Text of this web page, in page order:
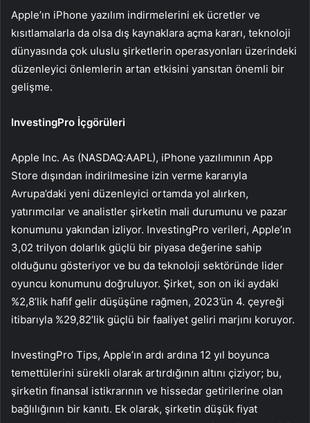
Apple’ın iPhone yazılım indirmelerini ek ücretler ve
kısıtlamalarla da olsa dış kaynaklara açma kararı, teknoloji
dünyasında çok uluslu şirketlerin operasyonları üzerindeki
düzenleyici önlemlerin artan etkisini yansıtan önemli bir
gelişme.
InvestingPro İçgörüleri
Apple Inc. As (NASDAQ:AAPL), iPhone yazılımının App
Store dışından indirilmesine izin verme kararıyla
Avrupa’daki yeni düzenleyici ortamda yol alırken,
yatırımcılar ve analistler şirketin mali durumunu ve pazar
konumunu yakından izliyor. InvestingPro verileri, Apple’ın
3,02 trilyon dolarlık güçlü bir piyasa değerine sahip
olduğunu gösteriyor ve bu da teknoloji sektöründe lider
oyuncu konumunu doğruluyor. Şirket, son on iki aydaki
%2,8’lik hafif gelir düşüşüne rağmen, 2023’ün 4. çeyreği
itibarıyla %29,82’lik güçlü bir faaliyet geliri marjını koruyor.
InvestingPro Tips, Apple’ın ardı ardına 12 yıl boyunca
temettülerini sürekli olarak artırdığının altını çiziyor; bu,
şirketin finansal istikrarının ve hissedar getirilerine olan
bağlılığının bir kanıtı. Ek olarak, şirketin düşük fiyat